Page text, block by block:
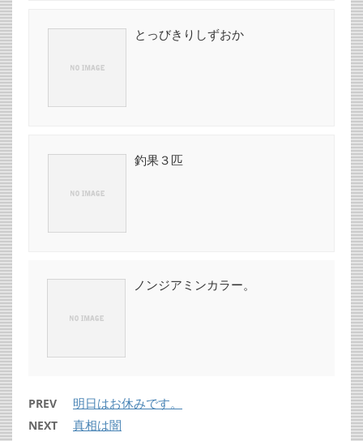
とっびきりしずおか
釣果３匹
ノンジアミンカラー。
PREV 明日はお休みです。
NEXT 真相は闇